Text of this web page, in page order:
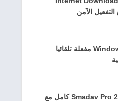
تحميل Windows 8.1 Pro مفعلة تلقائيا
برنامج Smadav Pro 2024 v15.2 كامل مع